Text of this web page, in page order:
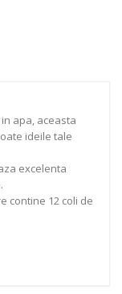
apa, aceasta
ideile tale
excelenta
contine 12 coli de